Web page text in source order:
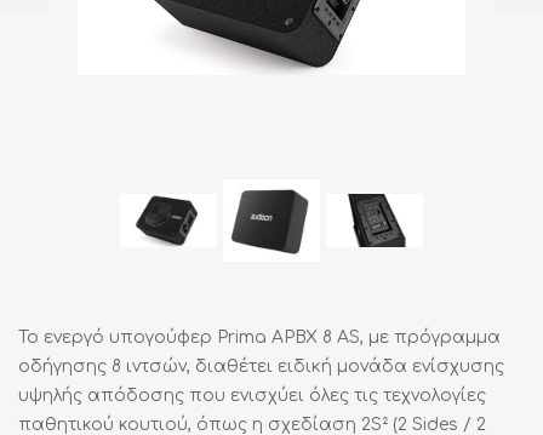
Το ενεργό υπογούφερ Prima APBX 8 AS, με πρόγραμμα
οδήγησης 8 ιντσών, διαθέτει ειδική μονάδα ενίσχυσης
υψηλής απόδοσης που ενισχύει όλες τις τεχνολογίες
παθητικού κουτιού, όπως η σχεδίαση 2S² (2 Sides / 2